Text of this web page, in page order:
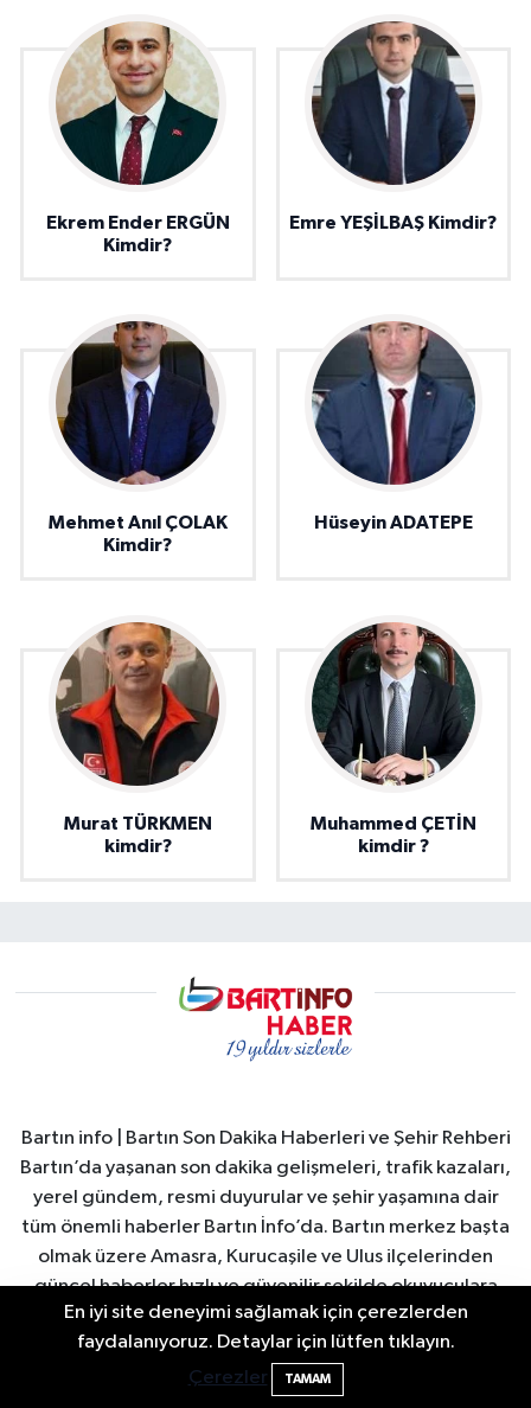
Ekrem Ender ERGÜN
Kimdir?
Emre YEŞİLBAŞ Kimdir?
Mehmet Anıl ÇOLAK
Kimdir?
Hüseyin ADATEPE
Murat TÜRKMEN
kimdir?
Muhammed ÇETİN
kimdir ?
Bartın info | Bartın Son Dakika Haberleri ve Şehir Rehberi
Bartın’da yaşanan son dakika gelişmeleri, trafik kazaları,
yerel gündem, resmi duyurular ve şehir yaşamına dair
tüm önemli haberler Bartın İnfo’da. Bartın merkez başta
olmak üzere Amasra, Kurucaşile ve Ulus ilçelerinden
güncel haberler hızlı ve güvenilir şekilde okuyuculara
ulaştırılır. Bartın Valiliği ve Bartın Belediyesi duyuruları,
şehirdeki sosyal yaşam, turizm gelişmeleri, ekonomi ve
spor haberleri anlık olarak yayınlanır. Ayrıca Bartın
En iyi site deneyimi sağlamak için çerezlerden
faydalanıyoruz. Detaylar için lütfen tıklayın.
Çerezler
TAMAM
Bartın'da Şafak Operasyonu: 5 Gözaltı, 4
Şüpheli Aranıyor